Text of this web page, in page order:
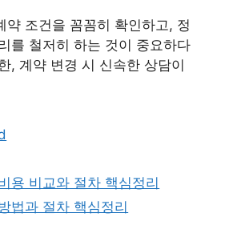
약 조건을 꼼꼼히 확인하고, 정
를 철저히 하는 것이 중요하다
, 계약 변경 시 신속한 상담이
용 비교와 절차 핵심정리
법과 절차 핵심정리